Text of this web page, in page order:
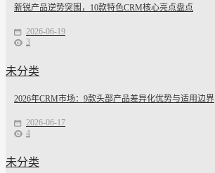
新锐产品逆势突围，10款特色CRM核心亮点盘点
2026-06-19
3
未分类
2026年CRM市场：9款头部产品差异化优势与适用边界
2026-06-17
4
未分类